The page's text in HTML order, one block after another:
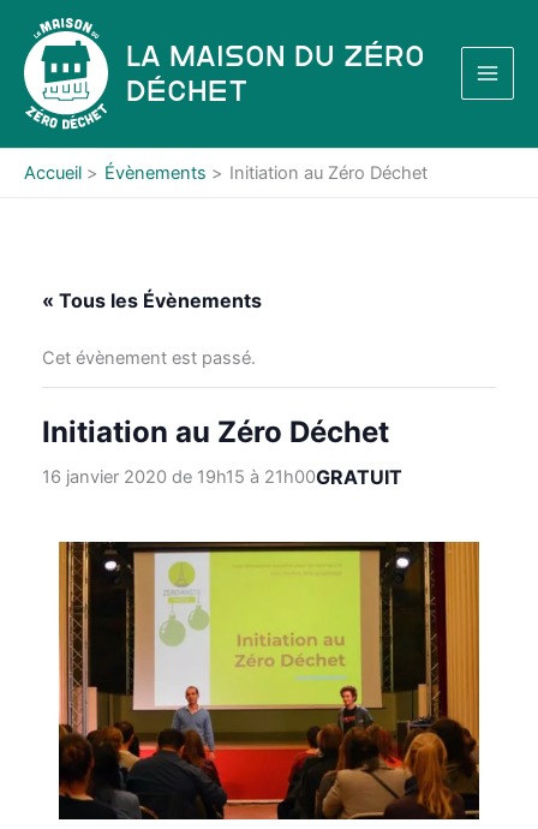
contenu
La Maison du Zéro
Déchet
Accueil Évènements Initiation au Zéro Déchet
« Tous les Évènements
Cet évènement est passé.
Initiation au Zéro Déchet
16 janvier 2020 de 19h15 à 21h00GRATUIT